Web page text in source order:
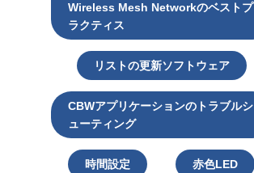
Wireless Mesh Networkのベストプ
ラクティス
リストの更新ソフトウェア
CBWアプリケーションのトラブルシ
ューティング
時間設定 赤色LED